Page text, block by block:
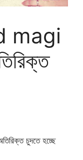
magi
চুদতে হচ্ছে